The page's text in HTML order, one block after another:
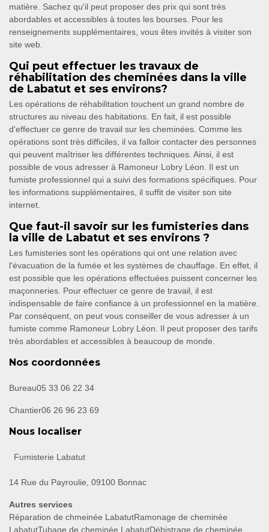
matière. Sachez qu'il peut proposer des prix qui sont très
abordables et accessibles à toutes les bourses. Pour les
renseignements supplémentaires, vous êtes invités à visiter son
site web.
Qui peut effectuer les travaux de
réhabilitation des cheminées dans la ville
de Labatut et ses environs?
Les opérations de réhabilitation touchent un grand nombre de
structures au niveau des habitations. En fait, il est possible
d'effectuer ce genre de travail sur les cheminées. Comme les
opérations sont très difficiles, il va falloir contacter des personnes
qui peuvent maîtriser les différentes techniques. Ainsi, il est
possible de vous adresser à Ramoneur Lobry Léon. Il est un
fumiste professionnel qui a suivi des formations spécifiques. Pour
les informations supplémentaires, il suffit de visiter son site
internet.
Que faut-il savoir sur les fumisteries dans
la ville de Labatut et ses environs ?
Les fumisteries sont les opérations qui ont une relation avec
l'évacuation de la fumée et les systèmes de chauffage. En effet, il
est possible que les opérations effectuées puissent concerner les
maçonneries. Pour effectuer ce genre de travail, il est
indispensable de faire confiance à un professionnel en la matière.
Par conséquent, on peut vous conseiller de vous adresser à un
fumiste comme Ramoneur Lobry Léon. Il peut proposer des tarifs
très abordables et accessibles à beaucoup de monde.
Nos coordonnées
Bureau05 33 06 22 34
Chantier06 26 96 23 69
Nous localiser
Fumisterie Labatut
14 Rue du Payroulie, 09100 Bonnac
Autres services
Réparation de chmeinée LabatutRamonage de cheminée
LabatutTubage de cheminée LabatutDébistrage de cheminée